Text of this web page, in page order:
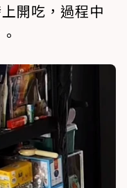
開吃，過程中